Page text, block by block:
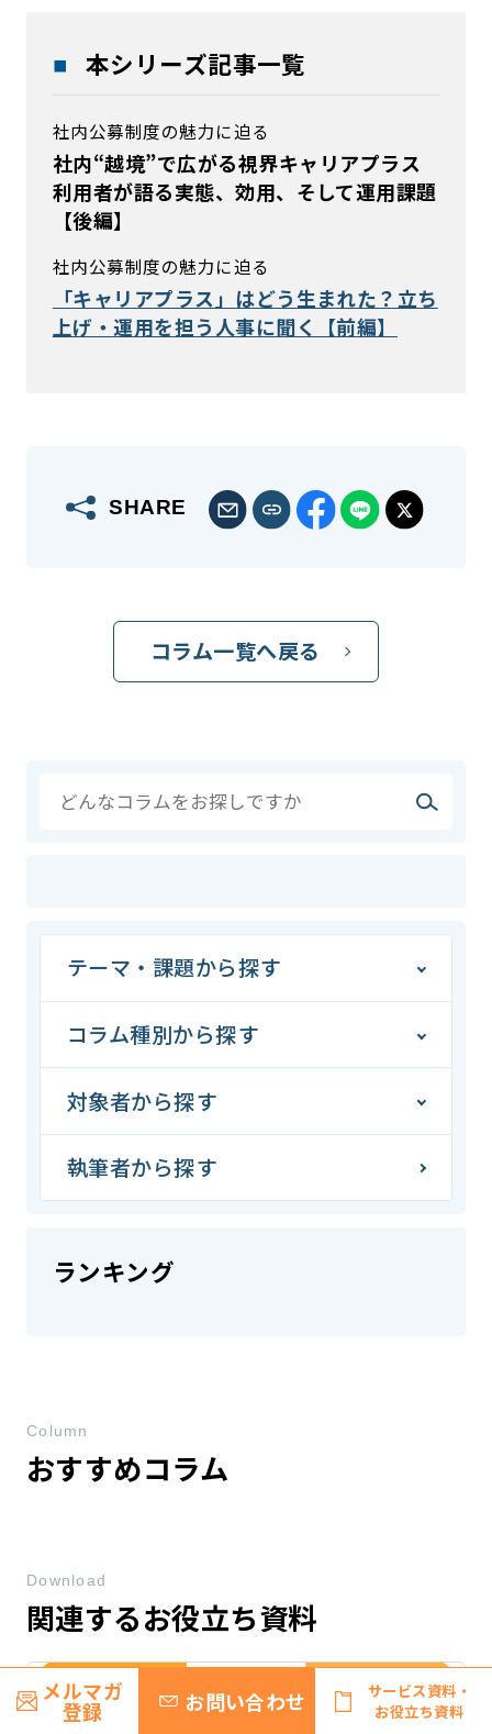
本シリーズ記事一覧
社内公募制度の魅力に迫る
社内“越境”で広がる視界――キャリアプラス
利用者が語る実態、効用、そして運用課題
【後編】
社内公募制度の魅力に迫る
「キャリアプラス」はどう生まれた？立ち
上げ・運用を担う人事に聞く【前編】
SHARE
コラム一覧へ戻る
テーマ・課題から探す
コラム種別から探す
対象者から探す
執筆者から探す
ランキング
おすすめコラム
Column
関連するお役立ち資料
Download
メルマガ
登録 お問い合わせ
サービス資料・
お役立ち資料